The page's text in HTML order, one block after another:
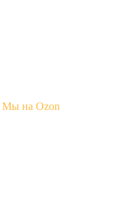
Мы на Ozon